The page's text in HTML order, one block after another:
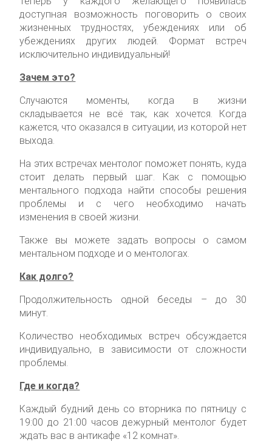
доступная возможность поговорить о своих
жизненных трудностях, убеждениях или об
убеждениях других людей. Формат встреч
исключительно индивидуальный!
Зачем это?
Случаются моменты, когда в жизни
складывается не всё так, как хочется. Когда
кажется, что оказался в ситуации, из которой нет
выхода.
На этих встречах ментолог поможет понять, куда
стоит делать первый шаг. Как с помощью
ментального подхода найти способы решения
проблемы и с чего необходимо начать
изменения в своей жизни.
Также вы можете задать вопросы о самом
ментальном подходе и о ментологах.
Как долго?
Продолжительность одной беседы – до 30
минут.
Количество необходимых встреч обсуждается
индивидуально, в зависимости от сложности
проблемы.
Где и когда?
Каждый будний день со вторника по пятницу с
19:00 до 21:00 часов дежурный ментолог будет
ждать вас в антикафе «12 комнат».